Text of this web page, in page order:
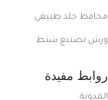
محافظ جلد طبيعي
ورش تصنيع شنط
روابط مفيدة
المدونة